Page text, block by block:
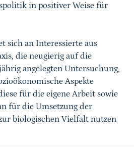
in positiver Weise für
sich an Interessierte aus
die neugierig auf die
angelegten Untersuchung,
Aspekte
für die eigene Arbeit sowie
für die Umsetzung der
biologischen Vielfalt nutzen